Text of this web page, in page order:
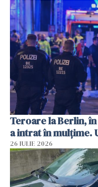
Teroare la Berlin,
a intrat în mulțime.
26 IULIE 2026